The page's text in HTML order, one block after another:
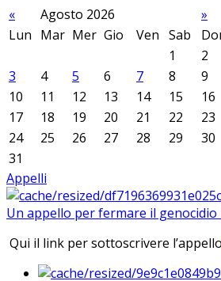
« Agosto 2026
»
Lun Mar Mer Gio Ven Sab
1
2
3
4 5 6 7 8
9
10
11 12 13 14 15
16
17
18 19 20 21 22
23
24
25 26 27 28 29
30
31
Appelli
Un appello per fermare il genocidio
Qui il link per sottoscrivere l’appello